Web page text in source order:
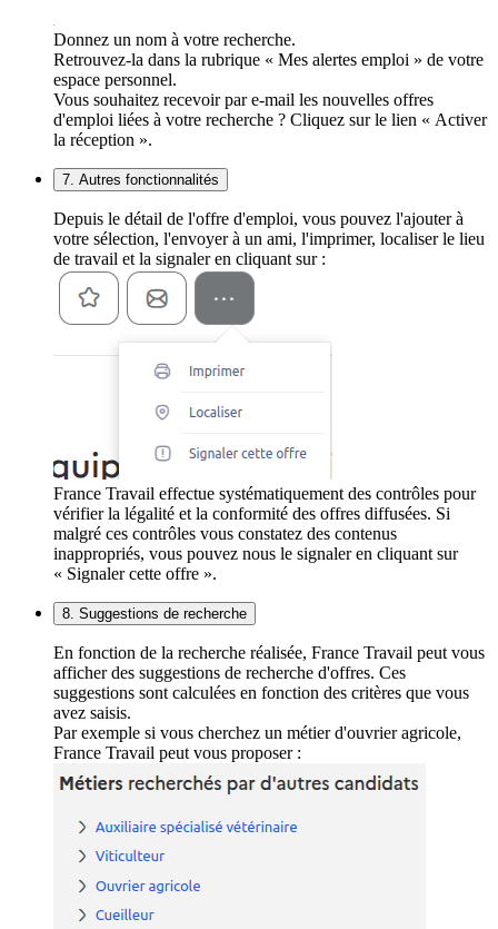
Donnez un nom à votre recherche.
Retrouvez-la dans la rubrique « Mes alertes emploi » de votre
espace personnel.
Vous souhaitez recevoir par e-mail les nouvelles offres
d'emploi liées à votre recherche ? Cliquez sur le lien « Activer
la réception ».
7. Autres fonctionnalités
Depuis le détail de l'offre d'emploi, vous pouvez l'ajouter à
votre sélection, l'envoyer à un ami, l'imprimer, localiser le lieu
de travail et la signaler en cliquant sur :
France Travail effectue systématiquement des contrôles pour
vérifier la légalité et la conformité des offres diffusées. Si
malgré ces contrôles vous constatez des contenus
inappropriés, vous pouvez nous le signaler en cliquant sur
« Signaler cette offre ».
8. Suggestions de recherche
En fonction de la recherche réalisée, France Travail peut vous
afficher des suggestions de recherche d'offres. Ces
suggestions sont calculées en fonction des critères que vous
avez saisis.
Par exemple si vous cherchez un métier d'ouvrier agricole,
France Travail peut vous proposer :